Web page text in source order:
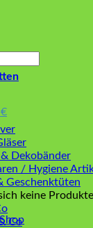
€
keine
Dekobänder
/ Hygiene
Geschenktüten
Co